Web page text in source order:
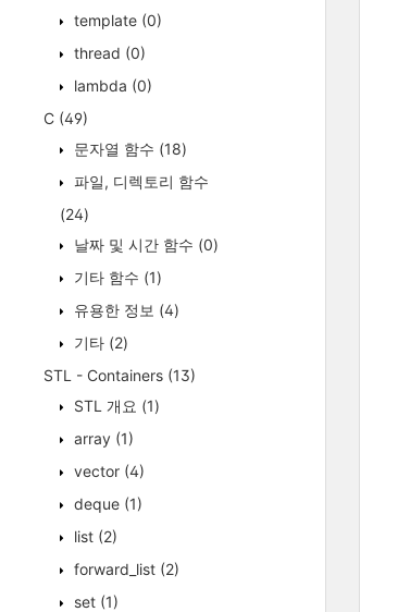
template (0)
thread (0)
lambda (0)
C (49)
문자열 함수 (18)
파일, 디렉토리 함수
(24)
날짜 및 시간 함수 (0)
기타 함수 (1)
유용한 정보 (4)
기타 (2)
STL - Containers (13)
STL 개요 (1)
array (1)
vector (4)
deque (1)
list (2)
forward_list (2)
set (1)